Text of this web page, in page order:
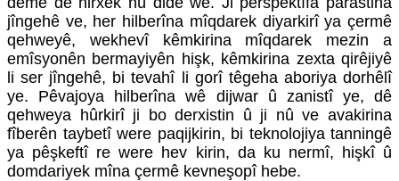
jîngehê ve, her hilberîna mîqdarek diyarkirî ya çermê
qehweyê, wekhevî kêmkirina mîqdarek mezin a
emîsyonên bermayiyên hişk, kêmkirina zexta qirêjiyê
li ser jîngehê, bi tevahî li gorî têgeha aboriya dorhêlî
ye. Pêvajoya hilberîna wê dijwar û zanistî ye, dê
qehweya hûrkirî ji bo derxistin û ji nû ve avakirina
fîberên taybetî were paqijkirin, bi teknolojiya tanningê
ya pêşkeftî re were hev kirin, da ku nermî, hişkî û
domdariyek mîna çermê kevneşopî hebe.